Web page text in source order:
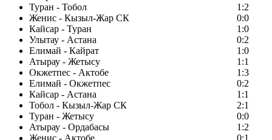
Туран - Тобол
1:2
Женис - Кызыл-Жар СК
0:0
Кайсар - Туран
1:0
Улытау - Астана
0:2
Елимай - Кайрат
1:0
Атырау - Жетысу
1:1
Окжетпес - Актобе
1:3
Елимай - Окжетпес
0:2
Кайсар - Астана
1:1
Тобол - Кызыл-Жар СК
2:1
Туран - Жетысу
0:0
Атырау - Ордабасы
1:2